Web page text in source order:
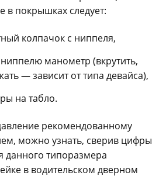
в покрышках следует:
колпачок с ниппеля,
манометр (вкрутить,
— зависит от типа девайса),
на табло.
рекомендованному
можно узнать, сверив цифры
данного типоразмера
в водительском дверном